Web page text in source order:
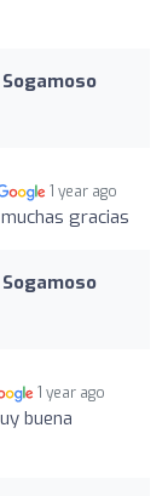
1 year ago
gracias
1 year ago
buena